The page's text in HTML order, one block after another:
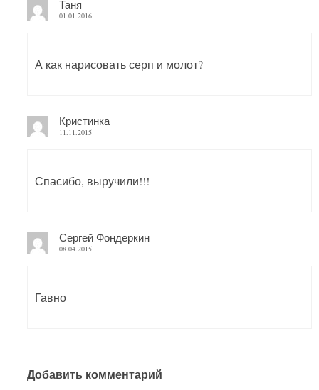
Таня
01.01.2016
А как нарисовать серп и молот?
Кристинка
11.11.2015
Спасибо, выручили!!!
Сергей Фондеркин
08.04.2015
Гавно
Добавить комментарий